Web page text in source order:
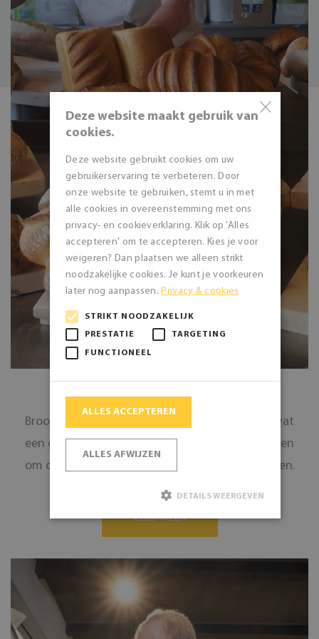
Brood
Brood is belangrijk voor de gezondheid. Het bevat
een groot aandeel graanbestanddelen, die helpen
om onmisbare voedingsstoen binnen te krijgen.
LEES MEER
×
Deze website maakt gebruik van
cookies.
Deze website gebruikt cookies om uw
gebruikerservaring te verbeteren. Door
onze website te gebruiken, stemt u in met
alle cookies in overeenstemming met ons
privacy- en cookieverklaring. Klik op 'Alles
accepteren' om te accepteren. Kies je voor
weigeren? Dan plaatsen we alleen strikt
noodzakelijke cookies. Je kunt je voorkeuren
later nog aanpassen. Privacy & cookies
STRIKT NOODZAKELIJK
PRESTATIE TARGETING
FUNCTIONEEL
ALLES ACCEPTEREN
ALLES AFWIJZEN
DETAILS WEERGEVEN
gebruikersaanmelding en accountbeheer. De website
kan niet goed worden gebruikt zonder de strikt
noodzakelijke cookies.